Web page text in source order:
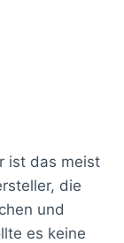
ist das meist
die
und
es keine